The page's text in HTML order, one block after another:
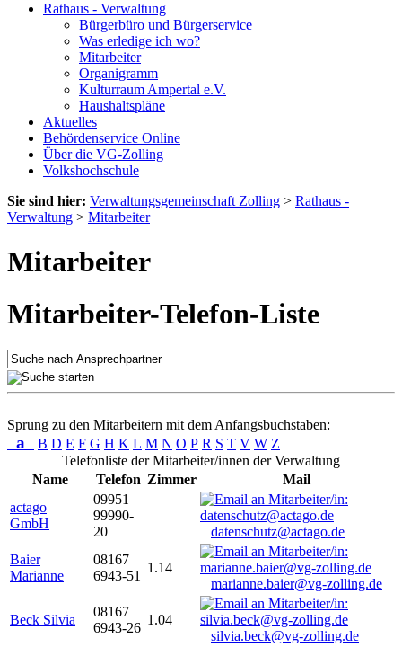
Rathaus - Verwaltung
Bürgerbüro und Bürgerservice
Was erledige ich wo?
Mitarbeiter
Organigramm
Kulturraum Ampertal e.V.
Haushaltspläne
Aktuelles
Behördenservice Online
Über die VG-Zolling
Volkshochschule
Sie sind hier: Verwaltungsgemeinschaft Zolling > Rathaus -
Verwaltung > Mitarbeiter
Mitarbeiter
Mitarbeiter-Telefon-Liste
Sprung zu den Mitarbeitern mit dem Anfangsbuchstaben:
a B D E F G H K L M N O P R S T V W Z
Telefonliste der Mitarbeiter/innen der Verwaltung
Name
Telefon Zimmer
Mail
actago
GmbH
09951
99990-
20
datenschutz@actago.de
Baier
Marianne
08167
6943-51
1.14
marianne.baier@vg-zolling.de
Beck Silvia
08167
6943-26
1.04
silvia.beck@vg-zolling.de